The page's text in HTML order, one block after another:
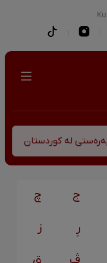
لە کوردستان -
ج چ
ڕ ز